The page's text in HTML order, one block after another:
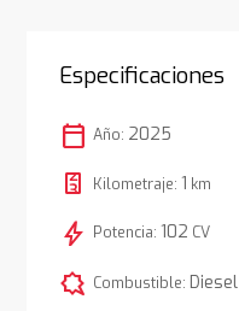
Especificaciones
calendar_today Año: 2025
Kilometraje: 1 km
bolt Potencia: 102 CV
comic_bubble Combustible: Diesel